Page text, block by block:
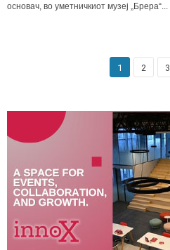
основач, во уметничкиот музеј „Брера“...
1 2 3